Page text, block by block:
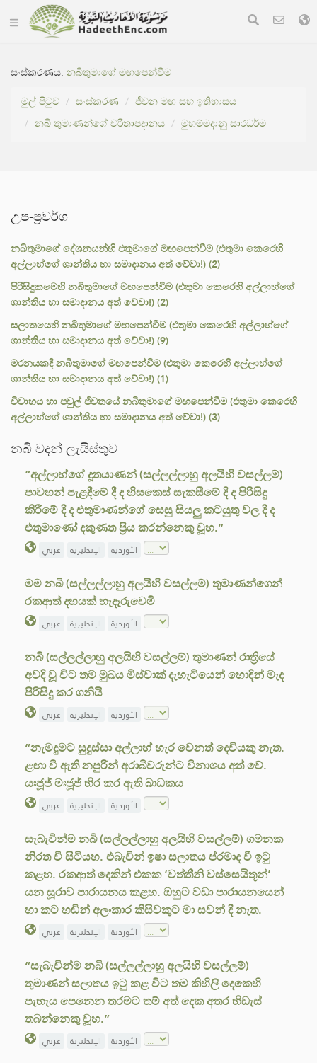
සංස්කරණය:නබිතුමාගේ මඟපෙන්වීම
මුල් පිටුව
සංස්කරණ
ජීවන මඟ සහ ඉතිහාසය
නබි තුමාණන්ගේ චරිතාපදානය
මුහම්මදානු සාරධර්ම
උප-ප්‍රවර්ග
නබිතුමාගේ දේශනයන්හි එතුමාගේ මඟපෙන්වීම (එතුමා කෙරෙහි
අල්ලාහ්ගේ ශාන්තිය හා සමාදානය අත් වේවා!) (2)
පිරිසිදුකමෙහි නබිතුමාගේ මඟපෙන්වීම (එතුමා කෙරෙහි අල්ලාහ්ගේ
ශාන්තිය හා සමාදානය අත් වේවා!) (2)
සලාතයෙහි නබිතුමාගේ මඟපෙන්වීම (එතුමා කෙරෙහි අල්ලාහ්ගේ
ශාන්තිය හා සමාදානය අත් වේවා!) (9)
මරනයකදී නබිතුමාගේ මඟපෙන්වීම (එතුමා කෙරෙහි අල්ලාහ්ගේ
ශාන්තිය හා සමාදානය අත් වේවා!) (1)
විවාහය හා පවුල් ජීවතයේ නබිතුමාගේ මඟපෙන්වීම (එතුමා කෙරෙහි
අල්ලාහ්ගේ ශාන්තිය හා සමාදානය අත් වේවා!) (3)
නබි වදන් ලැයිස්තුව
“අල්ලාහ්ගේ දූතයාණන් (සල්ලල්ලාහු අලයිහි වසල්ලම්)
පාවහන් පැළඳීමේ දී ද හිසකෙස් සැකසීමේ දී ද පිරිසිදු
කිරීමේ දී ද එතුමාණන්ගේ සෙසු සියලු කටයුතු වල දී ද
එතුමාණෝ දකුණත ප්‍රිය කරන්නෙකු වූහ.”
عربي الإنجليزية الأوردية
මම නබි (සල්ලල්ලාහු අලයිහි වසල්ලම්) තුමාණන්ගෙන්
රකආත් දහයක් හැදෑරුවෙමි
عربي الإنجليزية الأوردية
නබි (සල්ලල්ලාහු අලයිහි වසල්ලම්) තුමාණන් රාත්‍රියේ
අවදි වූ විට තම මුඛය මිස්වාක් දැහැටියෙන් හොඳින් මැද
පිරිසිදු කර ගනියි
عربي الإنجليزية الأوردية
“නැමදුමට සුදුස්සා අල්ලාහ් හැර වෙනත් දෙවියකු නැත.
ළඟා වී ඇති නපුරින් අරාබිවරුන්ට විනාශය අත් වේ.
යඃජූජ් මඃජූජ් හිර කර ඇති බාධකය
عربي الإنجليزية الأوردية
සැබැවින්ම නබි (සල්ලල්ලාහු අලයිහි වසල්ලම්) ගමනක
නිරත වී සිටියහ. එබැවින් ඉෂා සලාතය ප්රමාද වී ඉටු
කළහ. රකආත් දෙකින් එකක ‘වත්තීනි වස්සෙයිතූන්’
යන සූරාව පාරායනය කළහ. ඔහුට වඩා පාරායනයෙන්
හා කට හඬින් අලංකාර කිසිවකුට මා සවන් දී නැත.
عربي الإنجليزية الأوردية
“සැබැවින්ම නබි (සල්ලල්ලාහු අලයිහි වසල්ලම්)
තුමාණන් සලාතය ඉටු කළ විට තම කිහිලි දෙකෙහි
පැහැය පෙනෙන තරමට තම් අත් දෙක අතර හිඩැස්
තබන්නෙකු වූහ.”
عربي الإنجليزية الأوردية